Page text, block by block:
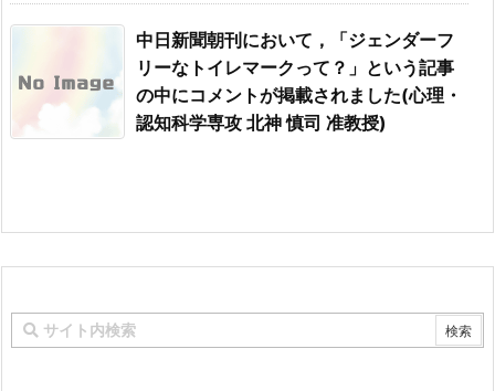
中日新聞朝刊において，「ジェンダーフ
リーなトイレマークって？」という記事
の中にコメントが掲載されました(心理・
認知科学専攻 北神 慎司 准教授)